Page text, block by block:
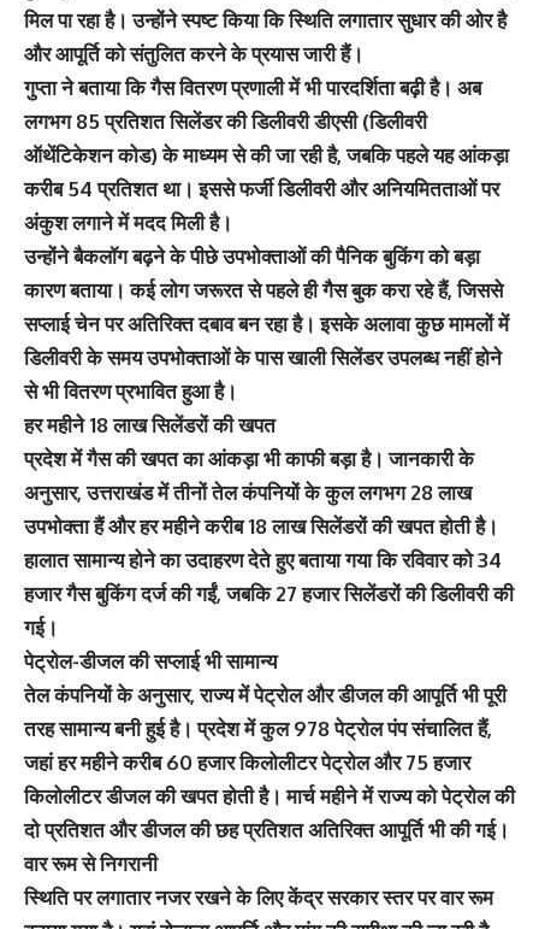
मिल पा रहा है। उन्होंने स्पष्ट किया कि स्थिति लगातार सुधार की ओर है
और आपूर्ति को संतुलित करने के प्रयास जारी हैं।
गुप्ता ने बताया कि गैस वितरण प्रणाली में भी पारदर्शिता बढ़ी है। अब
लगभग 85 प्रतिशत सिलेंडर की डिलीवरी डीएसी (डिलीवरी
ऑथेंटिकेशन कोड) के माध्यम से की जा रही है, जबकि पहले यह आंकड़ा
करीब 54 प्रतिशत था। इससे फर्जी डिलीवरी और अनियमितताओं पर
अंकुश लगाने में मदद मिली है।
उन्होंने बैकलॉग बढ़ने के पीछे उपभोक्ताओं की पैनिक बुकिंग को बड़ा
कारण बताया। कई लोग जरूरत से पहले ही गैस बुक करा रहे हैं, जिससे
सप्लाई चेन पर अतिरिक्त दबाव बन रहा है। इसके अलावा कुछ मामलों में
डिलीवरी के समय उपभोक्ताओं के पास खाली सिलेंडर उपलब्ध नहीं होने
से भी वितरण प्रभावित हुआ है।
हर महीने 18 लाख सिलेंडरों की खपत
प्रदेश में गैस की खपत का आंकड़ा भी काफी बड़ा है। जानकारी के
अनुसार, उत्तराखंड में तीनों तेल कंपनियों के कुल लगभग 28 लाख
उपभोक्ता हैं और हर महीने करीब 18 लाख सिलेंडरों की खपत होती है।
हालात सामान्य होने का उदाहरण देते हुए बताया गया कि रविवार को 34
हजार गैस बुकिंग दर्ज की गईं, जबकि 27 हजार सिलेंडरों की डिलीवरी की
गई।
पेट्रोल-डीजल की सप्लाई भी सामान्य
तेल कंपनियों के अनुसार, राज्य में पेट्रोल और डीजल की आपूर्ति भी पूरी
तरह सामान्य बनी हुई है। प्रदेश में कुल 978 पेट्रोल पंप संचालित हैं,
जहां हर महीने करीब 60 हजार किलोलीटर पेट्रोल और 75 हजार
किलोलीटर डीजल की खपत होती है। मार्च महीने में राज्य को पेट्रोल की
दो प्रतिशत और डीजल की छह प्रतिशत अतिरिक्त आपूर्ति भी की गई।
वार रूम से निगरानी
स्थिति पर लगातार नजर रखने के लिए केंद्र सरकार स्तर पर वार रूम